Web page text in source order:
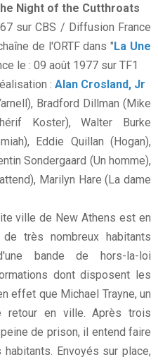
Night of the Cutthroats
sur CBS / Diffusion France
de l'ORTF dans "La Une
le : 09 août 1977 sur TF1
: Alan Crosland, Jr
Bradford Dillman (Mike
Koster), Walter Burke
Eddie Quillan (Hogan),
Sondergaard (Un homme),
Marilyn Hare (La dame
ville de New Athens est en
très nombreux habitants
bande de hors-la-loi
dont disposent les
effet que Michael Trayne, un
retour en ville. Après trois
de prison, il entend faire
Envoyés sur place,